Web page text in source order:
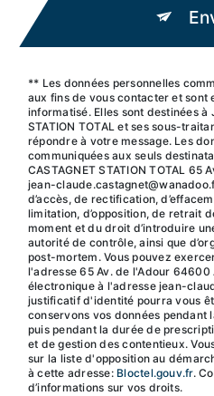
** Les données personnelles
aux fins de vous contacter et sont
informatisé. Elles sont destinées à
STATION TOTAL et ses sous-
répondre à votre message. Les
communiquées aux seuls
CASTAGNET STATION TOTAL
jean-
d’accès, de rectification,
limitation, d’opposition, de retrait
moment et du droit d’introduire
autorité de contrôle, ainsi que
post-mortem. Vous pouvez
l'adresse 65 Av. de l'Adour
électronique à l'adresse jean-
justificatif d'identité pourra vous
conservons vos données pendant
puis pendant la durée de
et de gestion des contentieux.
sur la liste d'opposition au
à cette adresse: Bloctel.gouv.fr.
d’informations sur vos droits.